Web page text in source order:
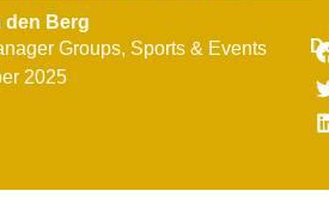
den Berg
Groups, Sports & Events
2025